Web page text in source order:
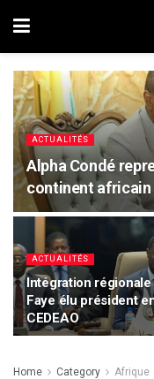
ACTUALITÉS
Alpha Condé
continent africain
ACTUALITÉS
Intégration régionale
Faye élu président
CEDEAO
Home Category Afrique